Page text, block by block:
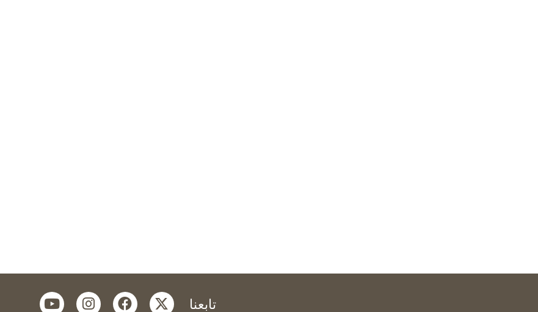
تابعنا twitter
facebook
instagram
youtube